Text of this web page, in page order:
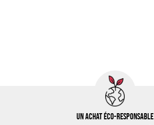
Un achat éco-responsable